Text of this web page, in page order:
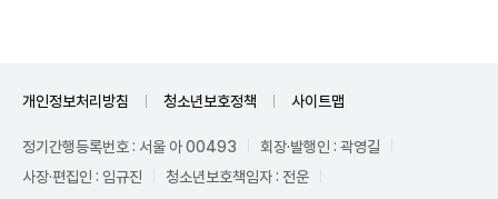
개인정보처리방침 청소년보호정책 사이트맵
정기간행등록번호 : 서울 아 00493
회장·발행인 : 곽영길
사장·편집인 : 임규진
청소년보호책임자 : 전운